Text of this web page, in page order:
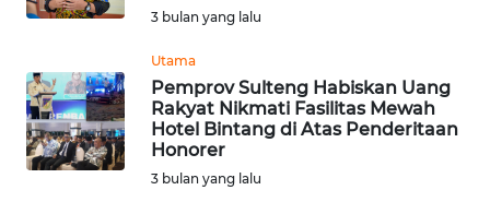
3 bulan yang lalu
Utama
Pemprov Sulteng Habiskan Uang
Rakyat Nikmati Fasilitas Mewah
Hotel Bintang di Atas Penderitaan
Honorer
3 bulan yang lalu
WN
JABAR